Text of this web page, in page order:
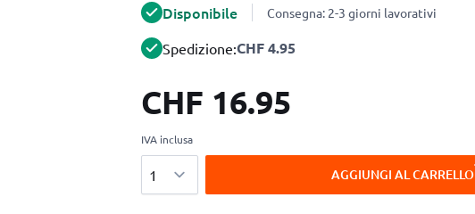
Disponibile Consegna: 2-3 giorni lavorativi
Spedizione:CHF 4.95
CHF 16.95
IVA inclusa
AGGIUNGI AL CARRELLO